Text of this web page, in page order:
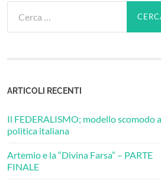
per:
ARTICOLI RECENTI
Il FEDERALISMO; modello scomodo
politica italiana
Artemio e la “Divina Farsa” – PARTE
FINALE